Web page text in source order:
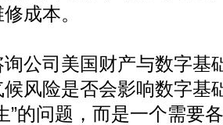
成本。
司美国财产与数字基
风险是否会影响数字基
”的问题，而是一个需要